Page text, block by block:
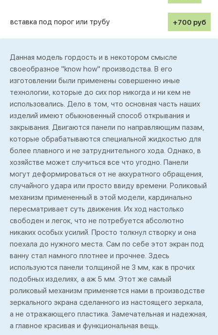
вставка под порог или трубу +700 руб
Данная модель гордость и в некотором смысле
своеобразное "know how" производства. В его
изготовлении были применены совершенно иные
технологии, которые до сих пор никогда и ни кем не
использовались. Дело в том, что основная часть наших
изделий имеют обыкновенный способ открывания и
закрывания. Двигаются панели по направляющим пазам,
которые обрабатываются специальной жидкостью для
более плавного и не затруднительного хода. Однако, в
хозяйстве может случиться все что угодно. Панели
могут деформироваться от не аккуратного обращения,
случайного удара или просто ввиду времени. Роликовый
механизм примененный в этой модели, кардинально
пересматривает суть движения. Их ход настолько
свободен и легок, что не потребуется абсолютно
никаких особых усилий. Просто толкнул створку и она
поехала до нужного места. Сам по себе этот экран под
ванну стал намного плотнее и прочнее. Здесь
используются панели толщиной не 3 мм, как в прочих
подобных изделиях, а аж 5 мм. Этот же самый
роликовый механизм применяется нами в производстве
зеркального экрана сделанного из настоящего зеркала,
а не отражающего пластика. Замечательная и надежная,
а главное красивая и функциональная вещь.